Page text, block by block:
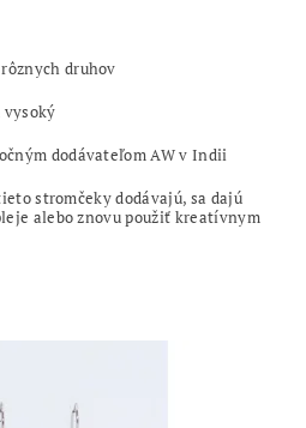
druhov
vysoký
dodávateľom AW v Indii
stromčeky dodávajú, sa dajú
alebo znovu použiť kreatívnym